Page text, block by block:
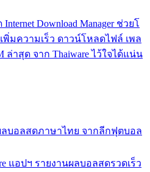
Download Manager ช่วยโ
พิ่มความเร็ว ดาวน์โหลดไฟล์ เพล
าสุด จาก Thaiware ไว้ใจได้แน่น
ลบอลสดภาษาไทย จากลีกฟุตบอล
แอปฯ รายงานผลบอลสดรวดเร็ว